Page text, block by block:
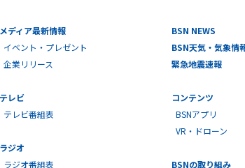
メディア最新情報
イベント・プレゼント
企業リリース
テレビ
テレビ番組表
ラジオ
ラジオ番組表
BSN NEWS
BSN天気・気象情
緊急地震速報
コンテンツ
BSNアプリ
VR・ドローン
BSNの取り組み